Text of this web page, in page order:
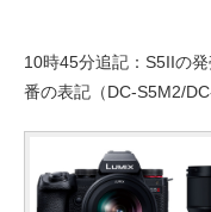
10時45分追記：S5IIの
番の表記（DC-S5M2/